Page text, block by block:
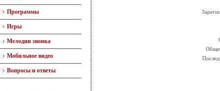
Программы
Игры
Мелодии звонка
Мобильное видео
Вопросы и ответы